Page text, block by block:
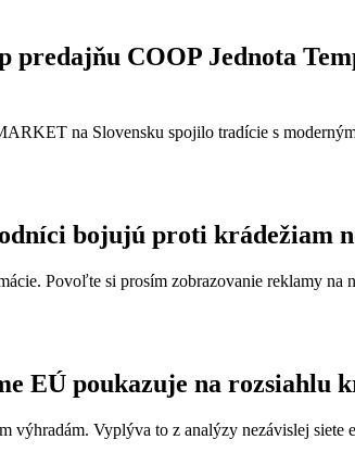
COOP Jednota
na Slovensku spojilo tradície s
bojujú proti krádežiam
Povoľte si prosím zobrazovanie reklamy na
EÚ poukazuje na rozsiahlu
výhradám. Vyplýva to z analýzy nezávislej siete